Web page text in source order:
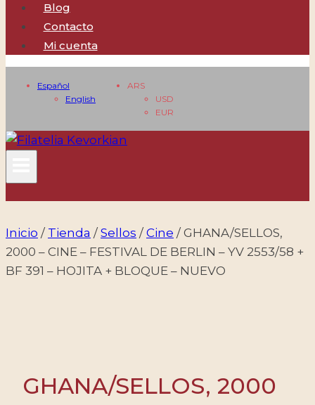
Blog
Contacto
Mi cuenta
Español
English
ARS
USD
EUR
Inicio / Tienda / Sellos / Cine / GHANA/SELLOS,
2000 – CINE – FESTIVAL DE BERLIN – YV 2553/58 +
BF 391 – HOJITA + BLOQUE – NUEVO
GHANA/SELLOS, 2000